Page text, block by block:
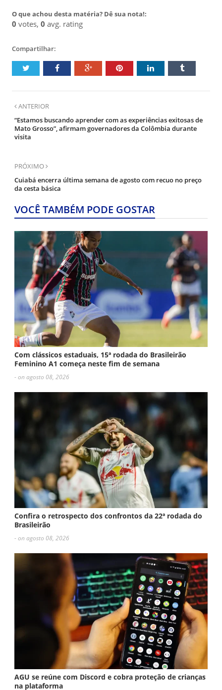
O que achou desta matéria? Dê sua nota!:
0 votes, 0 avg. rating
Compartilhar:
ANTERIOR
“Estamos buscando aprender com as experiências exitosas de
Mato Grosso”, afirmam governadores da Colômbia durante
visita
PRÓXIMO
Cuiabá encerra última semana de agosto com recuo no preço
da cesta básica
VOCÊ TAMBÉM PODE GOSTAR
Com clássicos estaduais, 15ª rodada do Brasileirão
Feminino A1 começa neste fim de semana
- on agosto 08, 2026
Confira o retrospecto dos confrontos da 22ª rodada do
Brasileirão
- on agosto 08, 2026
AGU se reúne com Discord e cobra proteção de crianças
na plataforma